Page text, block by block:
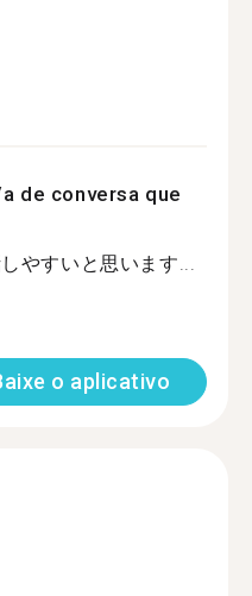
de conversa que
やすいと思います...
o aplicativo